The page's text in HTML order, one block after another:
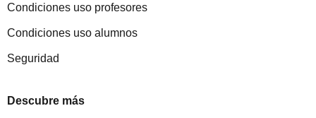
Condiciones uso profesores
Condiciones uso alumnos
Seguridad
Descubre más